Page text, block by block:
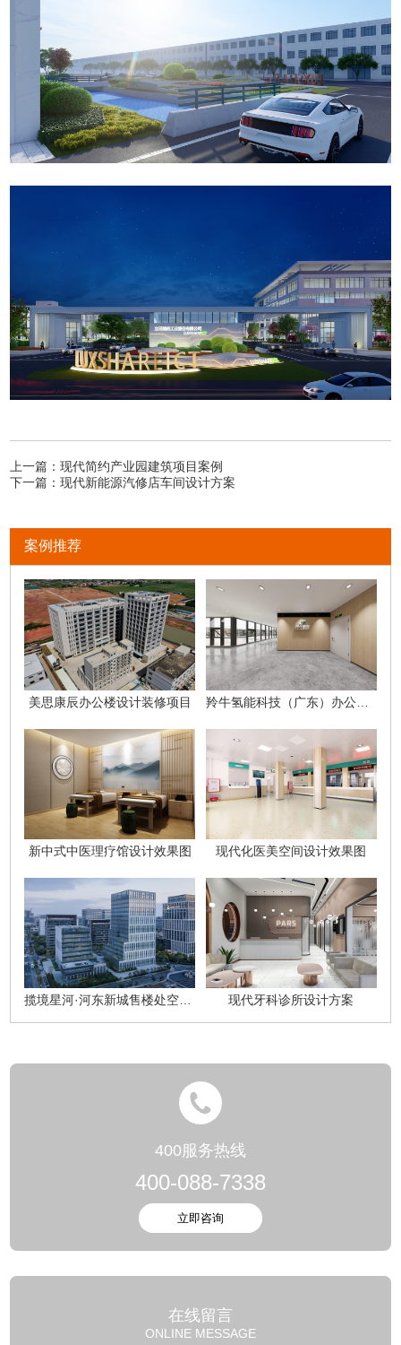
上一篇：现代简约产业园建筑项目案例
下一篇：现代新能源汽修店车间设计方案
案例推荐
美思康辰办公楼设计装修项目 羚牛氢能科技（广东）办公室项目
新中式中医理疗馆设计效果图 现代化医美空间设计效果图
现代牙科诊所设计方案
400服务热线
400-088-7338
在线留言
ONLINE MESSAGE